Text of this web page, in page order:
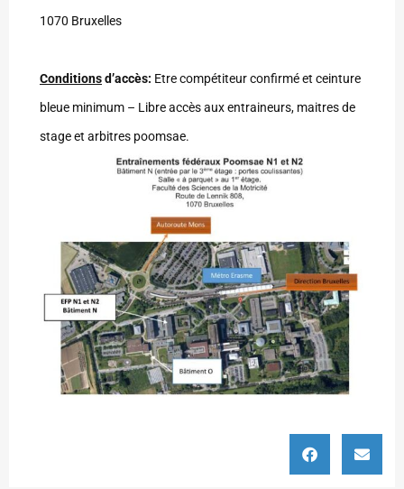
1070 Bruxelles
Conditionsd’accès: Etre compétiteur confirmé et ceinture
bleue minimum – Libre accès aux entraineurs, maitres de
stage et arbitres poomsae.